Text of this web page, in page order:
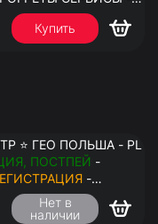
Купить
⭐ ГЕО ПОЛЬША - PL
ПОСТПЕЙ -
-
ЗАПОЛНЕН -
Нет в
наличии